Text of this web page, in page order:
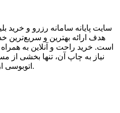
سایت پایانه سامانه رزرو و خرید
هدف ارائه بهترین و سریع‌ترین
است. خرید راحت و آنلاین به همراه
نیاز به چاپ آن، تنها بخشی از
اتوبوسی از سال ۷۳ تا به امروز بوده است.